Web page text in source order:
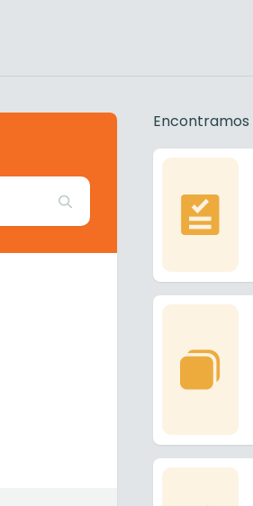
Encontramos